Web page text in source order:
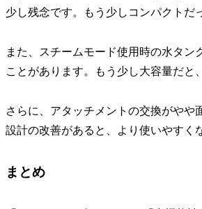
少し残念です。もう少しコンパクトだ
また、スチームモード使用時の水タ
ことがあります。もう少し大容量だと
さらに、アタッチメントの交換がや
設計の改善があると、より使いやすく
まとめ